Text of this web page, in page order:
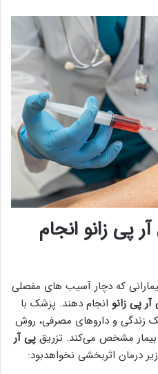
پی زانو انجام
که دچار آسیب های مفصلی
پی زانو انجام دهند. پزشک با
زندگی و داروهای مصرفی، روش
بیمار مشخص می‌کند. تزریق پی آر
درمان اثربخشی نخواهدبود: